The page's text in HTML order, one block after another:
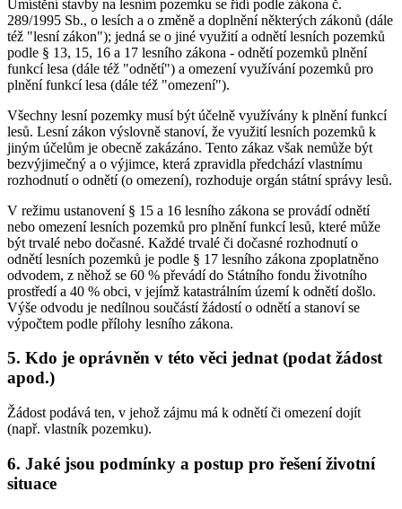
Umístění stavby na lesním pozemku se řídí podle zákona č.
289/1995 Sb., o lesích a o změně a doplnění některých zákonů (dále
též "lesní zákon"); jedná se o jiné využití a odnětí lesních pozemků
podle § 13, 15, 16 a 17 lesního zákona - odnětí pozemků plnění
funkcí lesa (dále též "odnětí") a omezení využívání pozemků pro
plnění funkcí lesa (dále též "omezení").
Všechny lesní pozemky musí být účelně využívány k plnění funkcí
lesů. Lesní zákon výslovně stanoví, že využití lesních pozemků k
jiným účelům je obecně zakázáno. Tento zákaz však nemůže být
bezvýjimečný a o výjimce, která zpravidla předchází vlastnímu
rozhodnutí o odnětí (o omezení), rozhoduje orgán státní správy lesů.
V režimu ustanovení § 15 a 16 lesního zákona se provádí odnětí
nebo omezení lesních pozemků pro plnění funkcí lesů, které může
být trvalé nebo dočasné. Každé trvalé či dočasné rozhodnutí o
odnětí lesních pozemků je podle § 17 lesního zákona zpoplatněno
odvodem, z něhož se 60 % převádí do Státního fondu životního
prostředí a 40 % obci, v jejímž katastrálním území k odnětí došlo.
Výše odvodu je nedílnou součástí žádostí o odnětí a stanoví se
výpočtem podle přílohy lesního zákona.
5. Kdo je oprávněn v této věci jednat (podat žádost
apod.)
Žádost podává ten, v jehož zájmu má k odnětí či omezení dojít
(např. vlastník pozemku).
6. Jaké jsou podmínky a postup pro řešení životní
situace